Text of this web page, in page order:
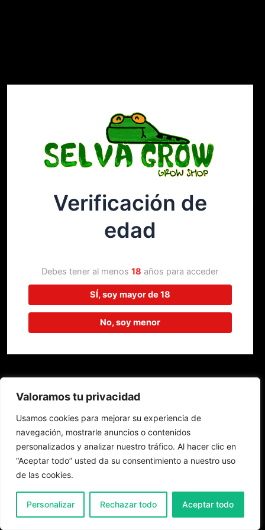
Valoramos tu privacidad
Usamos cookies para mejorar su experiencia de
navegación, mostrarle anuncios o contenidos
personalizados y analizar nuestro tráfico. Al hacer clic en
“Aceptar todo” usted da su consentimiento a nuestro uso
de las cookies.
Personalizar Rechazar todo Aceptar todo
¡Disculpa este desastre! Estamos
trabajando en algo increíble,
¡vuelve pronto!
Verificación de
edad
Debes tener al menos18 años para acceder
SÍ, soy mayor de 18
No, soy menor